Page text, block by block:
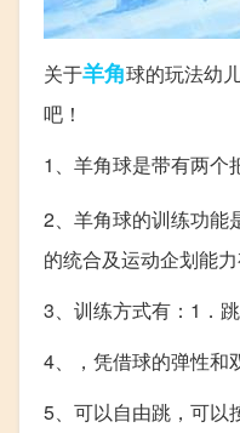
关于羊角球的玩法幼
吧！
1、羊角球是带有两个
2、羊角球的训练功能
的统合及运动企划能力
3、训练方式有：1．
4、，凭借球的弹性和
5、可以自由跳，可以